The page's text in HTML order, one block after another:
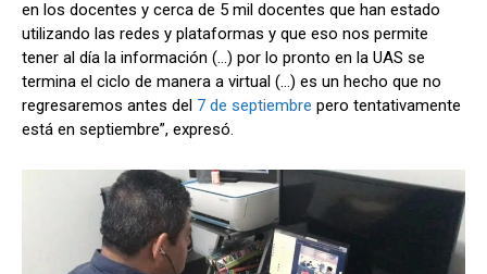
en los docentes y cerca de 5 mil docentes que han estado
utilizando las redes y plataformas y que eso nos permite
tener al día la información (…) por lo pronto en la UAS se
termina el ciclo de manera a virtual (…) es un hecho que no
regresaremos antes del 7 de septiembre pero tentativamente
está en septiembre”, expresó.